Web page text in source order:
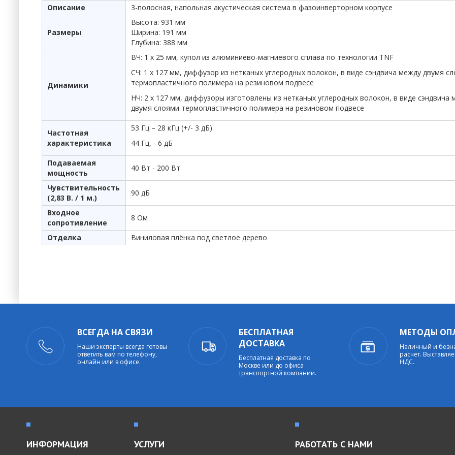
Описание
3-полосная, напольная акустическая система в фазоинверторном корпусе
Размеры
Высота: 931 мм
Ширина: 191 мм
Глубина: 388 мм
Динамики
ВЧ: 1 х 25 мм, купол из алюминиево-магниевого сплава по технологии TNF
СЧ: 1 х 127 мм, диффузор из нетканых углеродных волокон, в виде сэндвича между двумя
термопластичного полимера на резиновом подвесе
НЧ: 2 х 127 мм, диффузоры изготовлены из нетканых углеродных волокон, в виде сэндвича
двумя слоями термопластичного полимера на резиновом подвесе
Частотная
характеристика
53 Гц – 28 кГц (+/- 3 дБ)
44 Гц, - 6 дБ
Подаваемая
мощность
40 Вт - 200 Вт
Чувствительность
(2,83 В. / 1 м.)
90 дБ
Входное
сопротивление
8 Ом
Отделка Виниловая плёнка под светлое дерево
ВСЕГДА НА СВЯЗИ
Наши эксперты всегда готовы
ответить вам по телефону,
онлайн или в офисе.
БЕСПЛАТНАЯ
ДОСТАВКА
Бесплатная доставка по
Москве или до офиса
транспортной компании.
МЕТОДЫ
Наличный и
расчет.
НДС.
ИНФОРМАЦИЯ УСЛУГИ РАБОТАТЬ С НАМИ